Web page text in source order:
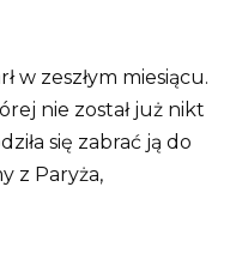
w zeszłym miesiącu.
nie został już nikt
się zabrać ją do
z Paryża,